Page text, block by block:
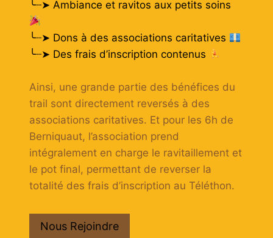
╰┈➤ Ambiance et ravitos aux petits soins
╰┈➤ Dons à des associations caritatives
╰┈➤ Des frais d’inscription contenus
Ainsi, une grande partie des bénéfices du
trail sont directement reversés à des
associations caritatives. Et pour les 6h de
Berniquaut, l’association prend
intégralement en charge le ravitaillement et
le pot final, permettant de reverser la
totalité des frais d’inscription au Téléthon.
Nous Rejoindre